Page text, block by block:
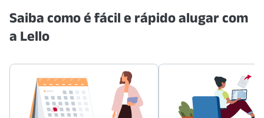
Saiba como é fácil e rápido alugar com
a Lello